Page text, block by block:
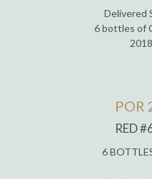
Delivered
6 bottles of
POR
RED
6